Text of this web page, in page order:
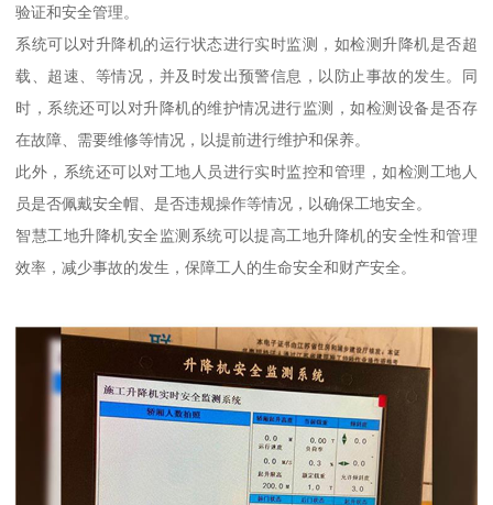
验证和安全管理。
系统可以对升降机的运行状态进行实时监测，如检测升降机是否超
载、超速、等情况，并及时发出预警信息，以防止事故的发生。同
时，系统还可以对升降机的维护情况进行监测，如检测设备是否存
在故障、需要维修等情况，以提前进行维护和保养。
此外，系统还可以对工地人员进行实时监控和管理，如检测工地人
员是否佩戴安全帽、是否违规操作等情况，以确保工地安全。
智慧工地升降机安全监测系统可以提高工地升降机的安全性和管理
效率，减少事故的发生，保障工人的生命安全和财产安全。